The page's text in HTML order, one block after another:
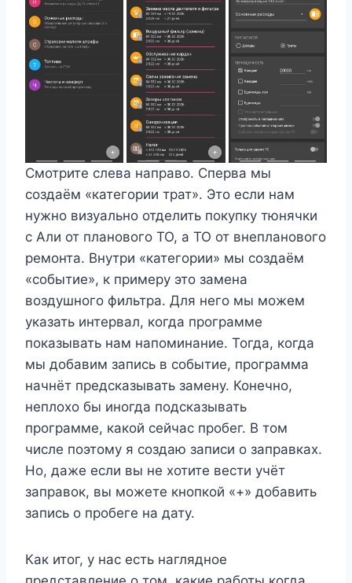
Смотрите слева направо. Сперва мы
создаём «категории трат». Это если нам
нужно визуально отделить покупку тюнячки
с Али от планового ТО, а ТО от внепланового
ремонта. Внутри «категории» мы создаём
«событие», к примеру это замена
воздушного фильтра. Для него мы можем
указать интервал, когда программе
показывать нам напоминание. Тогда, когда
мы добавим запись в событие, программа
начнёт предсказывать замену. Конечно,
неплохо бы иногда подсказывать
программе, какой сейчас пробег. В том
числе поэтому я создаю записи о заправках.
Но, даже если вы не хотите вести учёт
заправок, вы можете кнопкой «+» добавить
запись о пробеге на дату.
Как итог, у нас есть наглядное